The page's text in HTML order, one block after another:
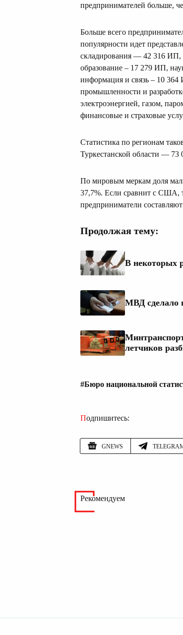
предпринимателей больше,
Больше всего
популярности идет
складирования — 42 316 ИП,
образование – 17 279 ИП,
информация и связь – 10
промышленности и
электроэнергией, газом,
финансовые и страховые
Статистика по регионам
Туркестанской области —
По мировым меркам доля
37,7%. Если сравнит с США,
предприниматели
Продолжая тему:
В некоторых
МВД сделало
летчиков
#Бюро национальной
Подпишитесь:
GNEWS
Рекомендуем